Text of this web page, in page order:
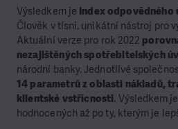
Výsledkem je Index odpovědného
Člověk v tísni, unikátní nástroj pro
Aktuální verze pro rok 2022
nezajištěných spotřebitelských
národní banky. Jednotlivé
14 parametrů z oblasti nákladů,
klientské vstřícnosti. Výsledkem
hodnocených až po ty, kterým je